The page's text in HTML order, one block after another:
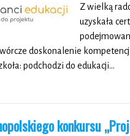
Z wielką
uzyskała
doskonalenie
podchodzi do edukacji…
konkursu